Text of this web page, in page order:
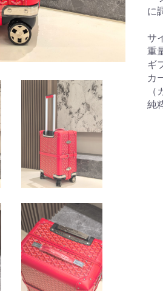
に
サ
重
ギ
カ
純